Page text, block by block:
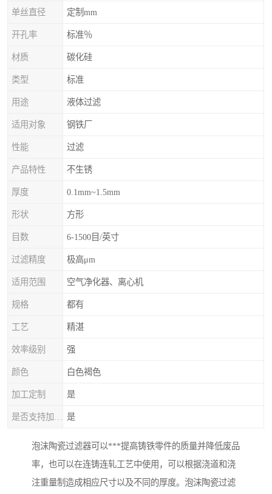
单丝直径 定制mm
开孔率 标准％
材质 碳化硅
类型 标准
用途 液体过滤
适用对象 钢铁厂
性能 过滤
产品特性 不生锈
厚度 0.1mm~1.5mm
形状 方形
目数 6-1500目/英寸
过滤精度 极高μm
适用范围 空气净化器、离心机
规格 都有
工艺 精湛
效率级别 强
颜色 白色褐色
加工定制 是
是
泡沫陶瓷过滤器可以***提高铸铁零件的质量并降低废品
率，也可以在连铸连轧工艺中使用，可以根据浇道和浇
注重量制造成相应尺寸以及不同的厚度。泡沫陶瓷过滤